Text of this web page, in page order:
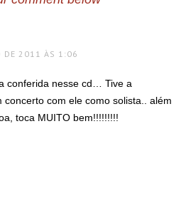
DE 2011 ÀS 1:06
conferida nesse cd… Tive a
com ele como solista.. além
toca MUITO bem!!!!!!!!!